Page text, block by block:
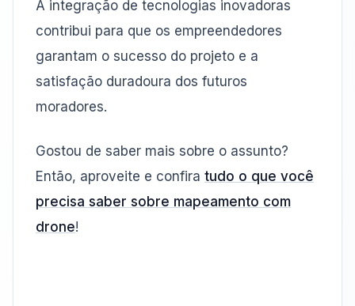
A integração de tecnologias inovadoras
contribui para que os empreendedores
garantam o sucesso do projeto e a
satisfação duradoura dos futuros
moradores.
Gostou de saber mais sobre o assunto?
Então, aproveite e confira tudo o que você
precisa saber sobre mapeamento com
drone!